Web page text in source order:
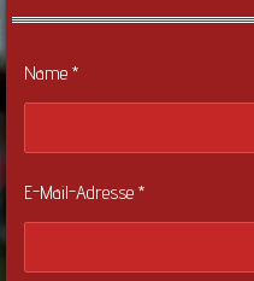
Name *
E-Mail-Adresse *